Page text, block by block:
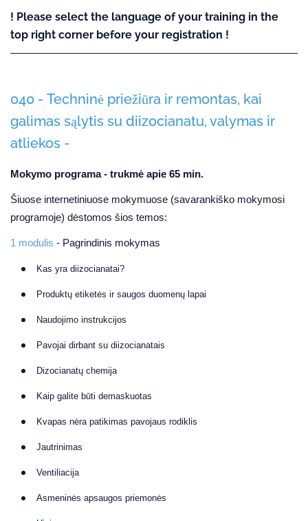
! Please select the language of your training in the
top right corner before your registration !
040 - Techninė priežiūra ir remontas, kai
galimas sąlytis su diizocianatu, valymas ir
atliekos -
Mokymo programa - trukmė apie 65 min.
Šiuose internetiniuose mokymuose (savarankiško mokymosi
programoje) dėstomos šios temos:
1 modulis - Pagrindinis mokymas
Kas yra diizocianatai?
Produktų etiketės ir saugos duomenų lapai
Naudojimo instrukcijos
Pavojai dirbant su diizocianatais
Dizocianatų chemija
Kaip galite būti demaskuotas
Kvapas nėra patikimas pavojaus rodiklis
Jautrinimas
Ventiliacija
Asmeninės apsaugos priemonės